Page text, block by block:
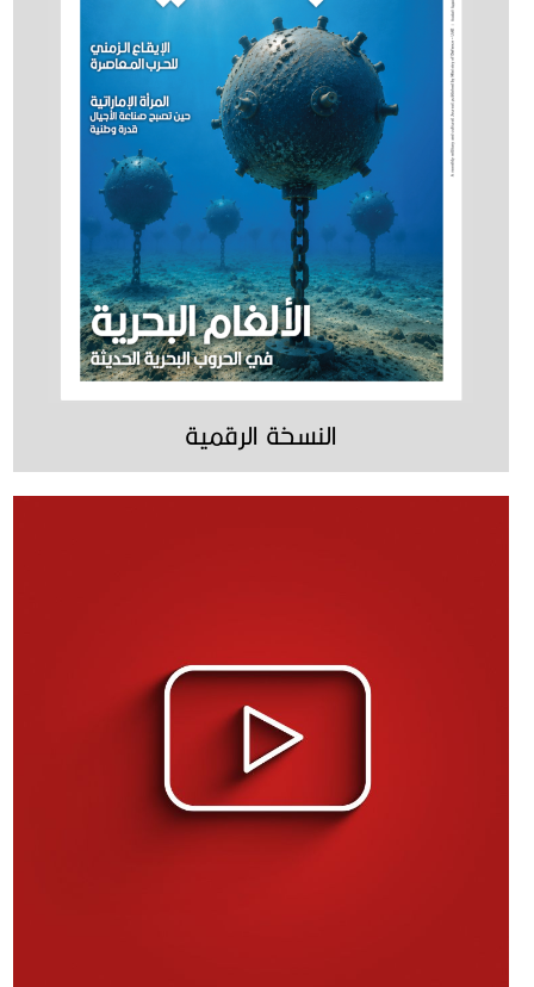
النسخة الرقمية